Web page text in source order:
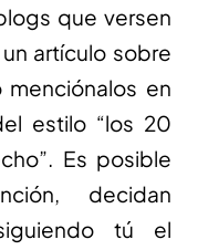
que versen
artículo sobre
en
estilo “los 20
Es posible
decidan
tú el